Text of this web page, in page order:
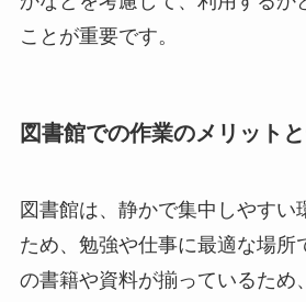
ことが重要です。
図書館での作業のメリット
図書館は、静かで集中しやすい
ため、勉強や仕事に最適な場所
の書籍や資料が揃っているため